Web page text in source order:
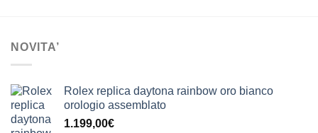
NOVITA’
Rolex replica daytona rainbow oro bianco
orologio assemblato
1.199,00€